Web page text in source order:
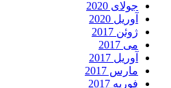
جولای 2020
آوریل 2020
ژوئن 2017
می 2017
آوریل 2017
مارس 2017
فوریه 2017